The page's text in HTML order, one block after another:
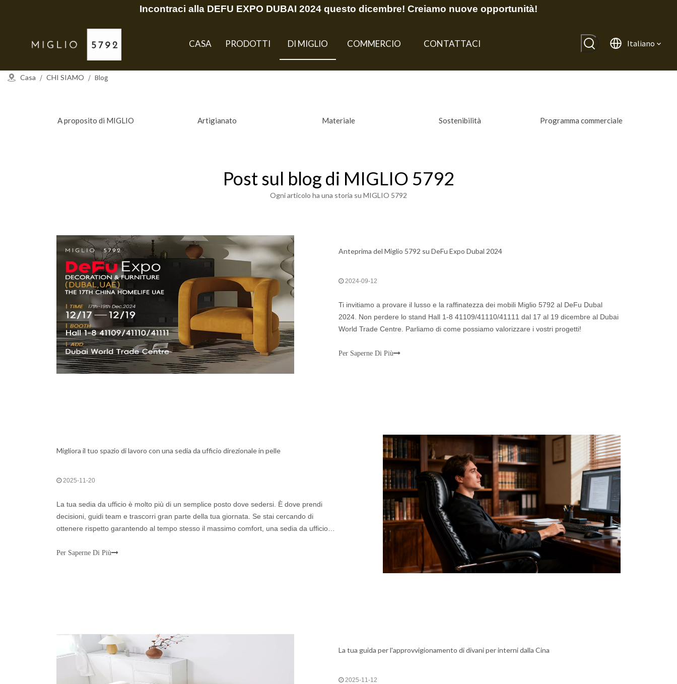
Incontraci alla DEFU EXPO DUBAI 2024 questo dicembre! Creiamo nuove opportunità!
CASA PRODOTTI DI MIGLIO COMMERCIO CONTATTACI Italiano
Casa / CHI SIAMO / Blog
A proposito di MIGLIO Artigianato Materiale Sostenibilità Programma commerciale
Post sul blog di MIGLIO 5792
Ogni articolo ha una storia su MIGLIO 5792
Anteprima del Miglio 5792 su DeFu Expo Dubal 2024
2024-09-12
Ti invitiamo a provare il lusso e la raffinatezza dei mobili Miglio 5792 al DeFu Dubal
2024. Non perdere lo stand Hall 1-8 41109/41110/41111 dal 17 al 19 dicembre al Dubai
World Trade Centre. Parliamo di come possiamo valorizzare i vostri progetti!
Per Saperne Di Più
Migliora il tuo spazio di lavoro con una sedia da ufficio direzionale in pelle
2025-11-20
La tua sedia da ufficio è molto più di un semplice posto dove sedersi. È dove prendi
decisioni, guidi team e trascorri gran parte della tua giornata. Se stai cercando di
ottenere rispetto garantendo al tempo stesso il massimo comfort, una sedia da ufficio
Per Saperne Di Più
La tua guida per l'approvvigionamento di divani per interni dalla Cina
2025-11-12